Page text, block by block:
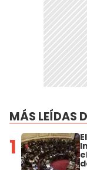
MÁS LEÍDAS
1